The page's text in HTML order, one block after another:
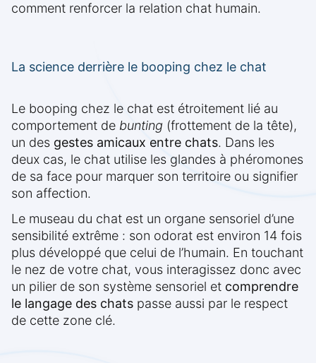
comment renforcer la relation chat humain.
La science derrière le booping chez le chat
Le booping chez le chat est étroitement lié au
comportement de bunting (frottement de la tête),
un des gestes amicaux entre chats. Dans les
deux cas, le chat utilise les glandes à phéromones
de sa face pour marquer son territoire ou signifier
son affection.
Le museau du chat est un organe sensoriel d’une
sensibilité extrême : son odorat est environ 14 fois
plus développé que celui de l’humain. En touchant
le nez de votre chat, vous interagissez donc avec
un pilier de son système sensoriel et comprendre
le langage des chats passe aussi par le respect
de cette zone clé.